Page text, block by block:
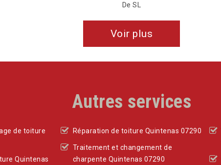
De SL
Voir plus
Autres services
de toiture
Quintenas
Réparation de toiture Quintenas 07290
Traitement et changement de
charpente Quintenas 07290